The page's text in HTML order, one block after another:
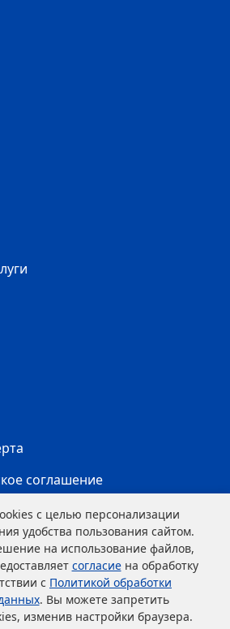
соглашение
с целью персонализации
удобства пользования сайтом.
на использование файлов,
согласиена обработку
с Политикой обработки
. Вы можете запретить
изменив настройки браузера.